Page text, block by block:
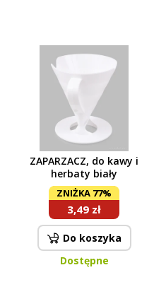
ZAPARZACZ, do kawy i
herbaty biały
ZNIŻKA 77%
3,49 zł
Do koszyka
Dostępne